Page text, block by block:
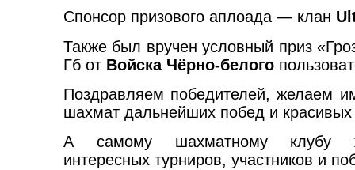
Спонсор призового аплоада — клан
Также был вручен условный приз
Гб от Войска Чёрно-белого
Поздравляем победителей, желаем
шахмат дальнейших побед и красивых
А самому шахматному клубу
интересных турниров, участников и